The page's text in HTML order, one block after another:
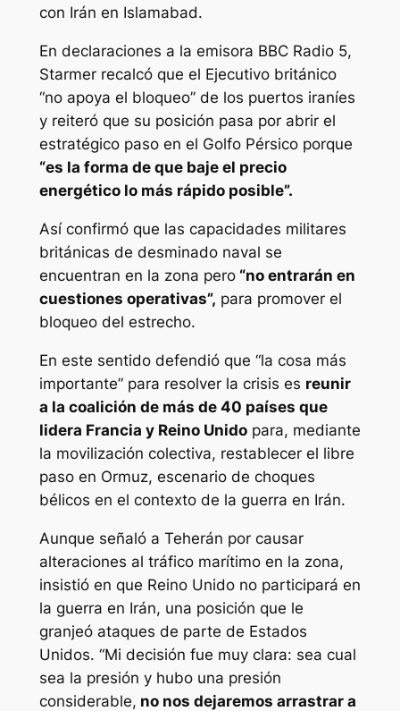
con Irán en Islamabad.
En declaraciones a la emisora BBC Radio 5,
Starmer recalcó que el Ejecutivo británico
“no apoya el bloqueo” de los puertos iraníes
y reiteró que su posición pasa por abrir el
estratégico paso en el Golfo Pérsico porque
“es la forma de que baje el precio
energético lo más rápido posible”.
Así confirmó que las capacidades militares
británicas de desminado naval se
encuentran en la zona pero“no entrarán en
cuestiones operativas”, para promover el
bloqueo del estrecho.
En este sentido defendió que “la cosa más
importante” para resolver la crisis es reunir
a la coalición de más de 40 países que
lidera Francia y Reino Unidopara, mediante
la movilización colectiva, restablecer el libre
paso en Ormuz, escenario de choques
bélicos en el contexto de la guerra en Irán.
Aunque señaló a Teherán por causar
alteraciones al tráfico marítimo en la zona,
insistió en que Reino Unido no participará en
la guerra en Irán, una posición que le
granjeó ataques de parte de Estados
Unidos. “Mi decisión fue muy clara: sea cual
sea la presión y hubo una presión
considerable, no nos dejaremos arrastrar a